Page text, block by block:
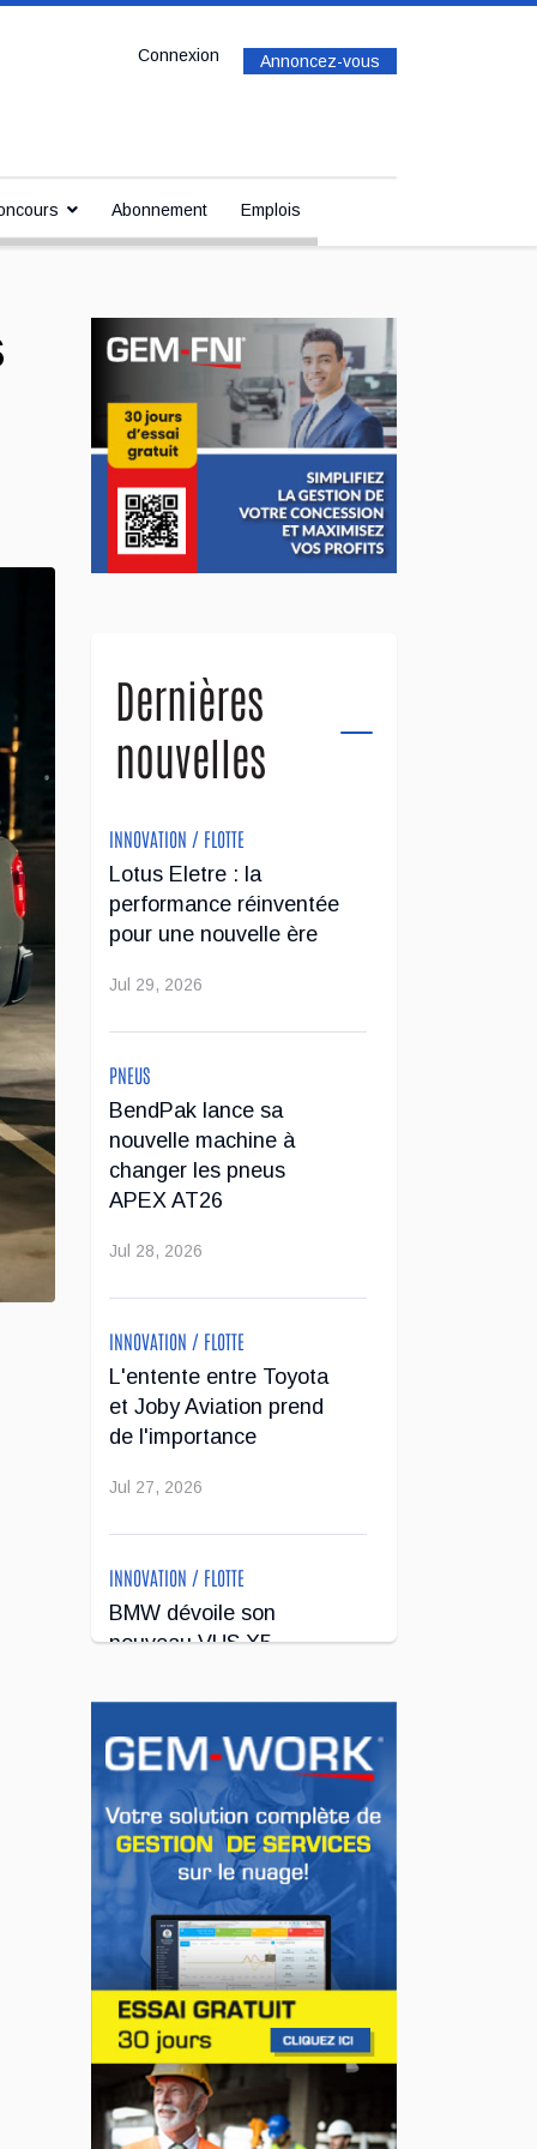
Annoncez-vous
Connexion
Abonnement Emplois
Dernières
nouvelles
INNOVATION / FLOTTE
Lotus Eletre : la
performance réinventée
pour une nouvelle ère
Jul 29, 2026
PNEUS
BendPak lance sa
nouvelle machine à
changer les pneus
APEX AT26
Jul 28, 2026
INNOVATION / FLOTTE
L'entente entre Toyota
et Joby Aviation prend
de l'importance
Jul 27, 2026
INNOVATION / FLOTTE
BMW dévoile son
nouveau VUS X5
INNOVATION / FLOTTE
Le régulateur Super
Cruise avec
remorquage maintenant
disponible sur 19
véhicules GM
Jul 23, 2026
INNOVATION / FLOTTE
Jeep veut augmenter sa
gamme de modèles en